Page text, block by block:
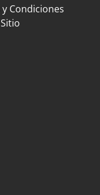
Condiciones